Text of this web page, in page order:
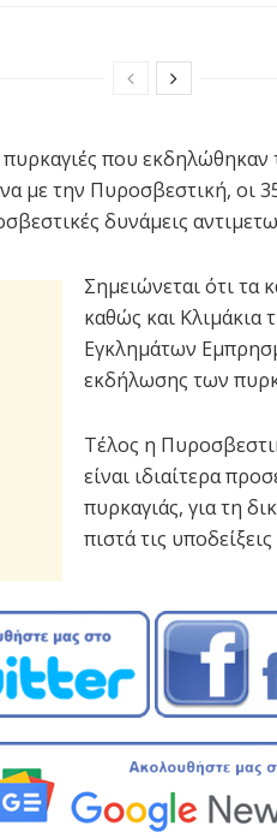
που εκδηλώθηκαν
με την Πυροσβεστική, οι
δυνάμεις
Σημειώνεται ότι τα
καθώς και Κλιμάκια
Εγκλημάτων
εκδήλωσης των
Τέλος η
είναι ιδιαίτερα
πυρκαγιάς, για τη
πιστά τις